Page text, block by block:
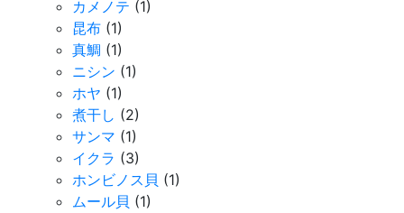
カメノテ (1)
昆布 (1)
真鯛 (1)
ニシン (1)
ホヤ (1)
煮干し (2)
サンマ (1)
イクラ (3)
ホンビノス貝 (1)
ムール貝 (1)